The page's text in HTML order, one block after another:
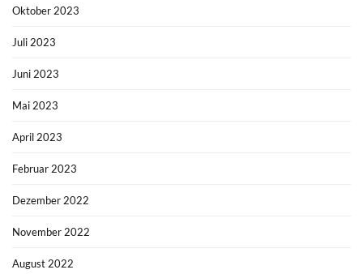
Oktober 2023
Juli 2023
Juni 2023
Mai 2023
April 2023
Februar 2023
Dezember 2022
November 2022
August 2022